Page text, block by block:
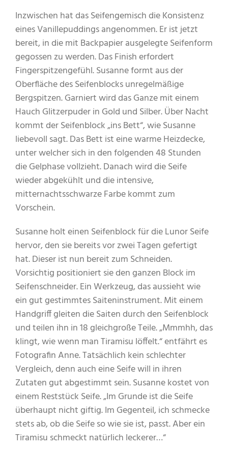
Inzwischen hat das Seifengemisch die Konsistenz
eines Vanillepuddings angenommen. Er ist jetzt
bereit, in die mit Backpapier ausgelegte Seifenform
gegossen zu werden. Das Finish erfordert
Fingerspitzengefühl. Susanne formt aus der
Oberfläche des Seifenblocks unregelmäßige
Bergspitzen. Garniert wird das Ganze mit einem
Hauch Glitzerpuder in Gold und Silber. Über Nacht
kommt der Seifenblock „ins Bett“, wie Susanne
liebevoll sagt. Das Bett ist eine warme Heizdecke,
unter welcher sich in den folgenden 48 Stunden
die Gelphase vollzieht. Danach wird die Seife
wieder abgekühlt und die intensive,
mitternachtsschwarze Farbe kommt zum
Vorschein.
Susanne holt einen Seifenblock für die Lunor Seife
hervor, den sie bereits vor zwei Tagen gefertigt
hat. Dieser ist nun bereit zum Schneiden.
Vorsichtig positioniert sie den ganzen Block im
Seifenschneider. Ein Werkzeug, das aussieht wie
ein gut gestimmtes Saiteninstrument. Mit einem
Handgriff gleiten die Saiten durch den Seifenblock
und teilen ihn in 18 gleichgroße Teile. „Mmmhh, das
klingt, wie wenn man Tiramisu löffelt.“ entfährt es
Fotografin Anne. Tatsächlich kein schlechter
Vergleich, denn auch eine Seife will in ihren
Zutaten gut abgestimmt sein. Susanne kostet von
einem Reststück Seife. „Im Grunde ist die Seife
überhaupt nicht giftig. Im Gegenteil, ich schmecke
stets ab, ob die Seife so wie sie ist, passt. Aber ein
Tiramisu schmeckt natürlich leckerer…“